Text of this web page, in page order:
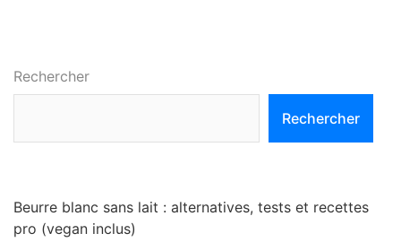
Rechercher
Rechercher
Beurre blanc sans lait : alternatives, tests et recettes
pro (vegan inclus)